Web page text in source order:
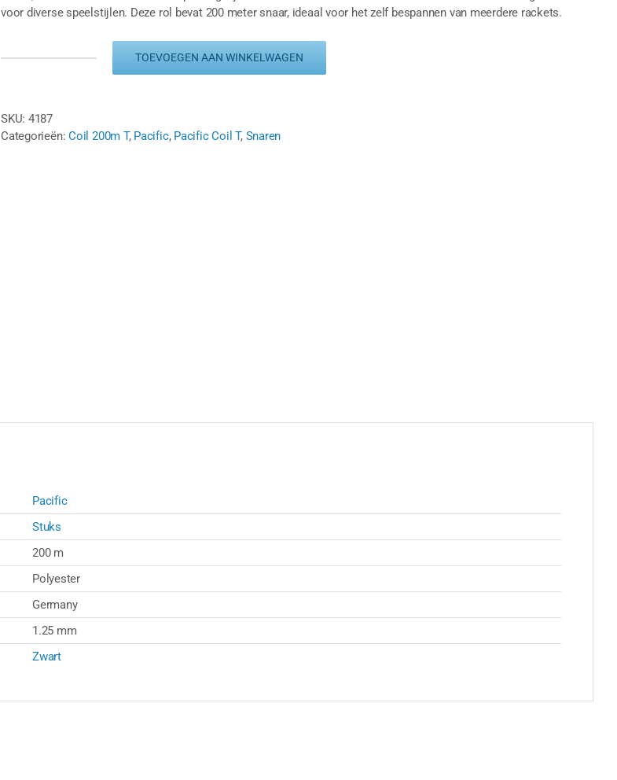
voor diverse speelstijlen. Deze rol bevat 200 meter snaar, ideaal voor het zelf bespannen van meerdere rackets.
CONTROL
1.25
TOEVOEGEN AAN WINKELWAGEN
SKU: 4187
Categorieën:Coil 200m T, Pacific, Pacific Coil T, Snaren
Pacific
Stuks
200 m
Polyester
Germany
1.25 mm
Zwart